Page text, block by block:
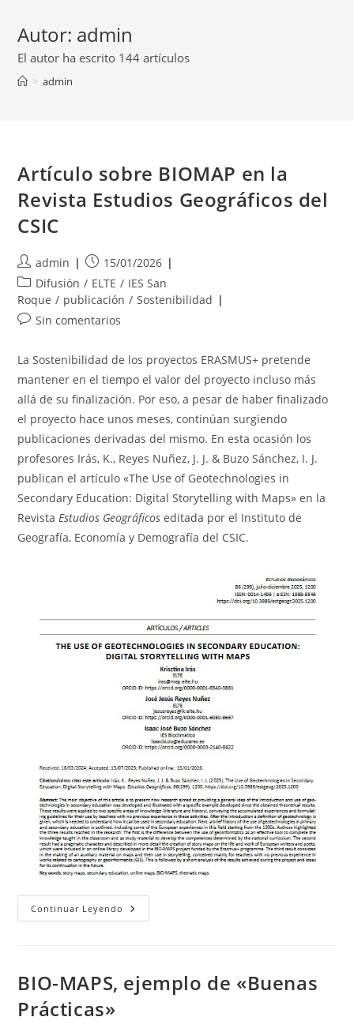
Autor: admin
El autor ha escrito 144 artículos
> admin
Artículo sobre BIOMAP en la
Revista Estudios Geográficos del
CSIC
Autor
de
la
entrada:
admin
Publicación
de
la
15/01/2026
Categoría
de
la
Difusión / ELTE / IES San
Roque / publicación / Sostenibilidad
Comentarios
la
entrada:
Sin comentarios
La Sostenibilidad de los proyectos ERASMUS+ pretende
mantener en el tiempo el valor del proyecto incluso más
allá de su finalización. Por eso, a pesar de haber finalizado
el proyecto hace unos meses, continúan surgiendo
publicaciones derivadas del mismo. En esta ocasión los
profesores Irás, K., Reyes Nuñez, J. J. & Buzo Sánchez, I. J.
publican el artículo «The Use of Geotechnologies in
Secondary Education: Digital Storytelling with Maps» en la
RevistaEstudios Geográficos editada por el Instituto de
Geografía, Economía y Demografía del CSIC.
Continuar Leyendo Artículo
Sobre
Estudios
Geográficos
Del
BIO-MAPS, ejemplo de «Buenas
Prácticas»